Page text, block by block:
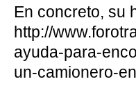
En concreto, su
http://
ayuda-para-
un-camionero-